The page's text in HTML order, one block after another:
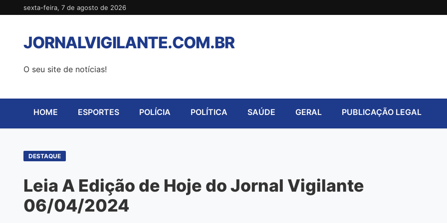
para
conteúdo
sexta-feira, 7 de agosto de 2026
JORNALVIGILANTE.COM.BR
O seu site de notícias!
HOME ESPORTES POLÍCIA POLÍTICA SAÚDE GERAL PUBLICAÇÃO LEGAL
DESTAQUE
Leia A Edição de Hoje do Jornal Vigilante
06/04/2024